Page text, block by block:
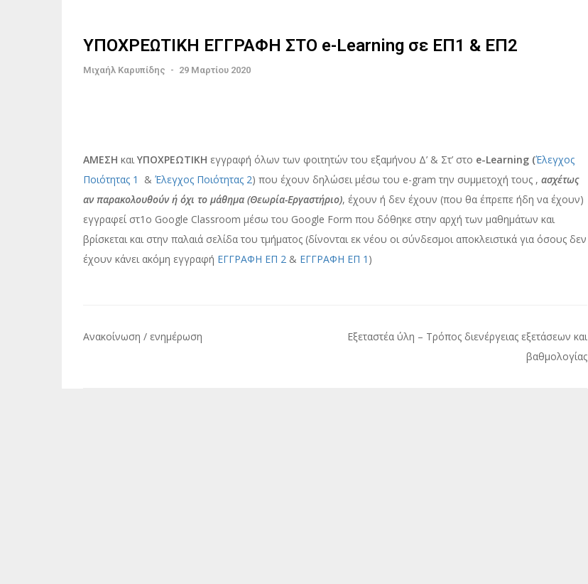
ΥΠΟΧΡΕΩΤΙΚΗ ΕΓΓΡΑΦΗ ΣΤΟ e-Learning σε ΕΠ1 & ΕΠ2
Μιχαήλ Καρυπίδης - 29 Μαρτίου 2020
ΑΜΕΣΗ καιΥΠΟΧΡΕΩΤΙΚΗ εγγραφή όλων των φοιτητών του εξαμήνου Δ’ & Στ’ στο e-Learning (Έλεγχος
Ποιότητας 1
& Έλεγχος Ποιότητας 2) που έχουν δηλώσει μέσω του e-gram την συμμετοχή τους , ασχέτως
αν παρακολουθούν ή όχι το μάθημα (Θεωρία-Εργαστήριο), έχουν ή δεν έχουν (που θα έπρεπε ήδη να έχουν)
εγγραφεί στ1ο Google Classroom μέσω του Google Form που δόθηκε στην αρχή των μαθημάτων και
βρίσκεται και στην παλαιά σελίδα του τμήματος (δίνονται εκ νέου οι σύνδεσμοι αποκλειστικά για όσους δεν
έχουν κάνει ακόμη εγγραφή ΕΓΓΡΑΦΗ ΕΠ 2 & ΕΓΓΡΑΦΗ ΕΠ 1 )
Πλοήγηση
Ανακοίνωση / ενημέρωση
Εξεταστέα ύλη – Τρόπος διενέργειας εξετάσεων και
βαθμολογίας